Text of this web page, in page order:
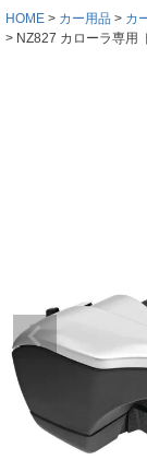
HOME
カー用品 カ
NZ827 カローラ専用